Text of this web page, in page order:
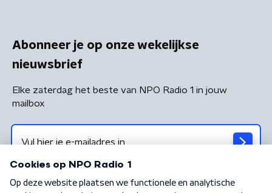
Abonneer je op onze wekelijkse
nieuwsbrief
Elke zaterdag het beste van NPO Radio 1 in jouw
mailbox